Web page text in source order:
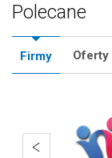
Polecane
Firmy Oferty